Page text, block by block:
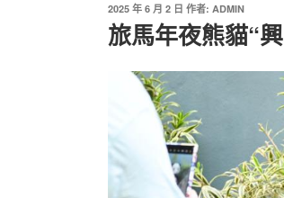
發
佈
於
2025 年 6 月 2 日 作者: ADMIN
旅馬年夜熊貓“